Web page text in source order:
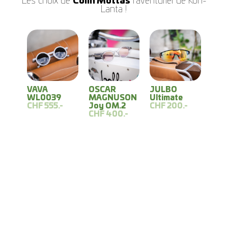
Lanta !
VAVA
WL0039
CHF 555.-
OSCAR
MAGNUSON
Joy OM.2
CHF 400.-
JULBO
Ultimate
CHF 200.-